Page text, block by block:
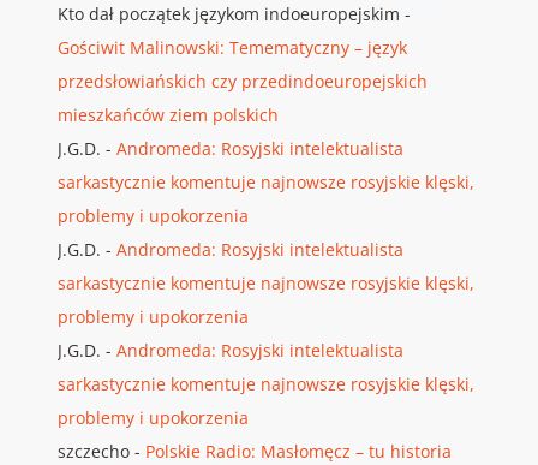
Kto dał początek językom indoeuropejskim -
Gościwit Malinowski: Temematyczny – język
przedsłowiańskich czy przedindoeuropejskich
mieszkańców ziem polskich
J.G.D. - Andromeda: Rosyjski intelektualista
sarkastycznie komentuje najnowsze rosyjskie klęski,
problemy i upokorzenia
J.G.D. - Andromeda: Rosyjski intelektualista
sarkastycznie komentuje najnowsze rosyjskie klęski,
problemy i upokorzenia
J.G.D. - Andromeda: Rosyjski intelektualista
sarkastycznie komentuje najnowsze rosyjskie klęski,
problemy i upokorzenia
szczecho- Polskie Radio: Masłomęcz – tu historia